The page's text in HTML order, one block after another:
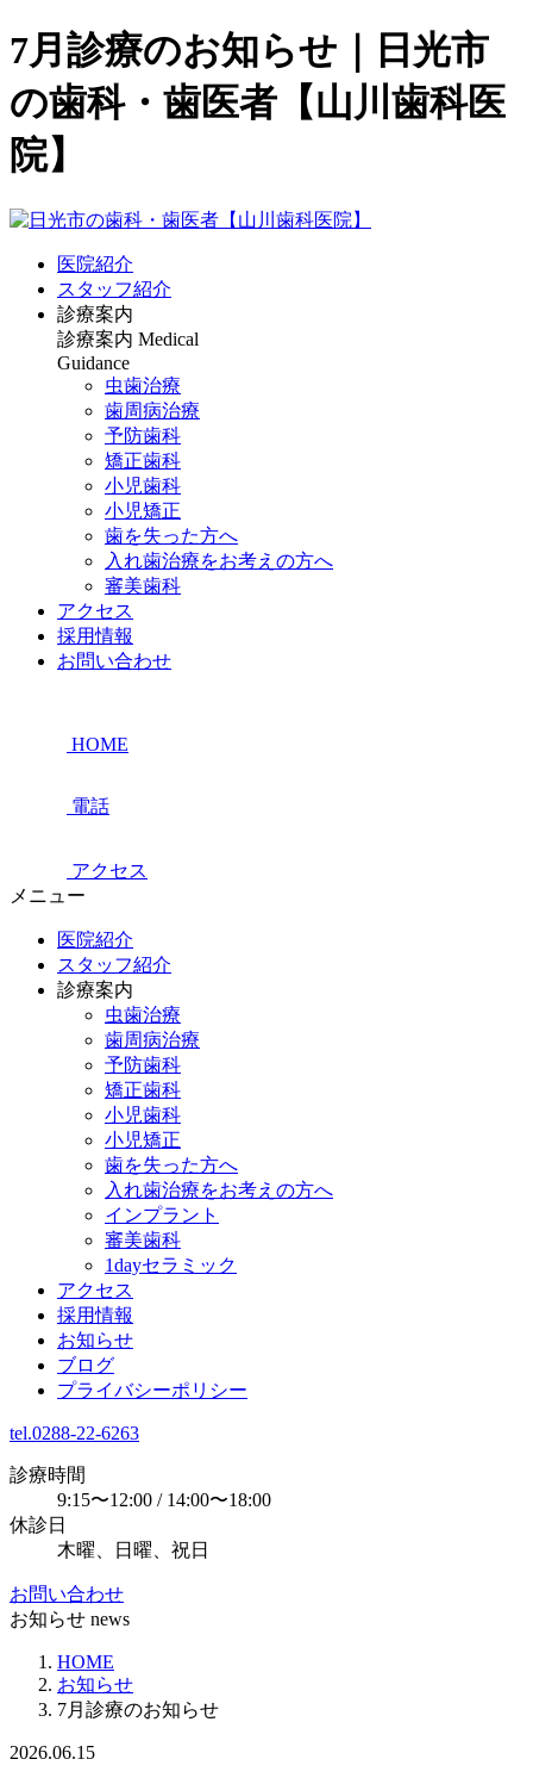
7月診療のお知らせ｜日光市
の歯科・歯医者【山川歯科医
院】
医院紹介
スタッフ紹介
診療案内
診療案内 Medical
Guidance
虫歯治療
歯周病治療
予防歯科
矯正歯科
小児歯科
小児矯正
歯を失った方へ
入れ歯治療をお考えの方へ
審美歯科
アクセス
採用情報
お問い合わせ
HOME
電話
アクセス
メニュー
医院紹介
スタッフ紹介
診療案内
虫歯治療
歯周病治療
予防歯科
矯正歯科
小児歯科
小児矯正
歯を失った方へ
入れ歯治療をお考えの方へ
インプラント
審美歯科
1dayセラミック
アクセス
採用情報
お知らせ
ブログ
プライバシーポリシー
tel.0288-22-6263
診療時間
9:15〜12:00 / 14:00〜18:00
休診日
木曜、日曜、祝日
お問い合わせ
お知らせ news
HOME
お知らせ
7月診療のお知らせ
2026.06.15